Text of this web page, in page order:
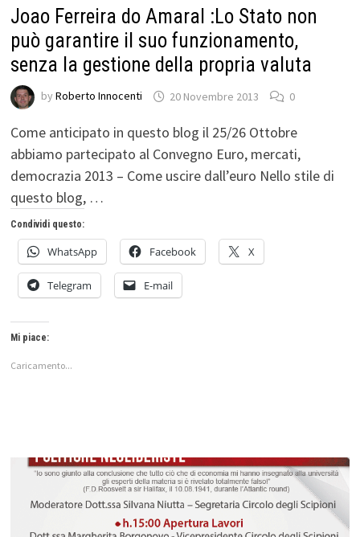
Joao Ferreira do Amaral :Lo Stato non
può garantire il suo funzionamento,
senza la gestione della propria valuta
by Roberto Innocenti 20 Novembre 2013 0
Come anticipato in questo blog il 25/26 Ottobre
abbiamo partecipato al Convegno Euro, mercati,
democrazia 2013 – Come uscire dall’euro Nello stile di
questo blog, …
Condividi questo:
WhatsApp Facebook X
Telegram E-mail
Mi piace:
Caricamento...